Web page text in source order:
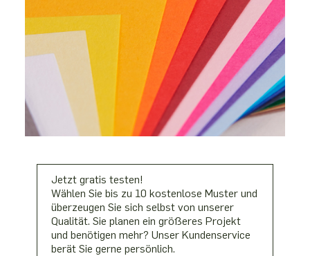
Jetzt gratis testen!
Wählen Sie bis zu 10 kostenlose Muster und
überzeugen Sie sich selbst von unserer
Qualität. Sie planen ein größeres Projekt
und benötigen mehr? Unser Kundenservice
berät Sie gerne persönlich.